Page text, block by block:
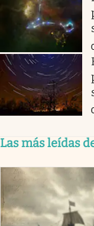
Las más leídas